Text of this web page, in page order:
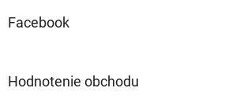
Facebook
Hodnotenie obchodu